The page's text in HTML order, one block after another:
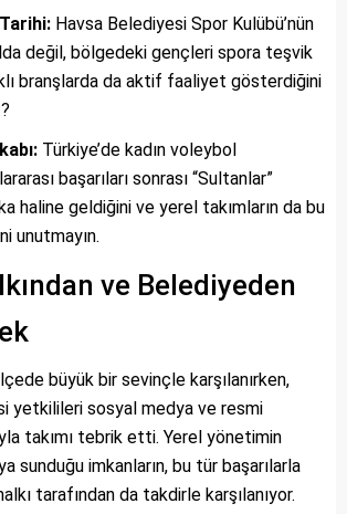
Havsa Belediyesi Spor Kulübü’nün
değil, bölgedeki gençleri spora teşvik
branşlarda da aktif faaliyet gösterdiğini
Türkiye’de kadın voleybol
başarıları sonrası “Sultanlar”
haline geldiğini ve yerel takımların da bu
unutmayın.
ve Belediyeden
büyük bir sevinçle karşılanırken,
yetkilileri sosyal medya ve resmi
takımı tebrik etti. Yerel yönetimin
sunduğu imkanların, bu tür başarılarla
tarafından da takdirle karşılanıyor.